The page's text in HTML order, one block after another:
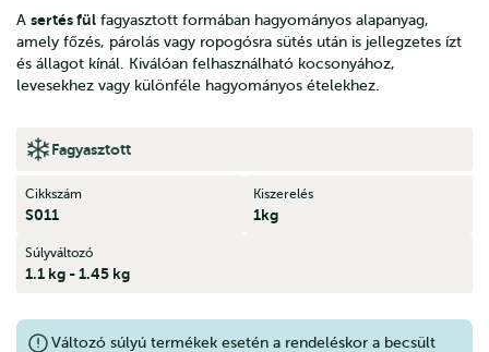
A sertés fül fagyasztott formában hagyományos alapanyag,
amely főzés, párolás vagy ropogósra sütés után is jellegzetes ízt
és állagot kínál. Kiválóan felhasználható kocsonyához,
levesekhez vagy különféle hagyományos ételekhez.
Fagyasztott
Cikkszám
S011
Kiszerelés
1kg
Súlyváltozó
1.1 kg - 1.45 kg
Változó súlyú termékek esetén a rendeléskor a becsült